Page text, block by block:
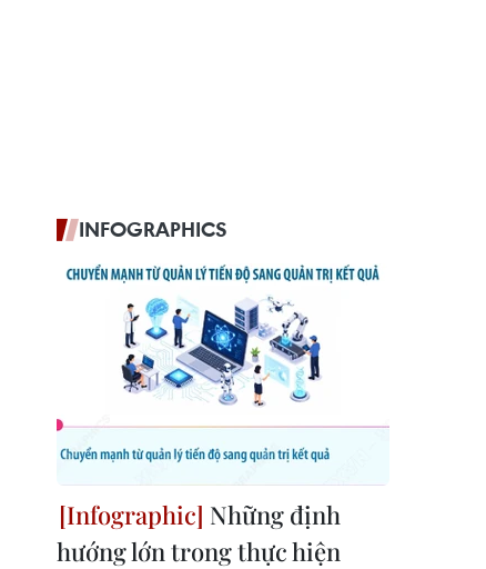
INFOGRAPHICS
Những định
hướng lớn trong thực hiện